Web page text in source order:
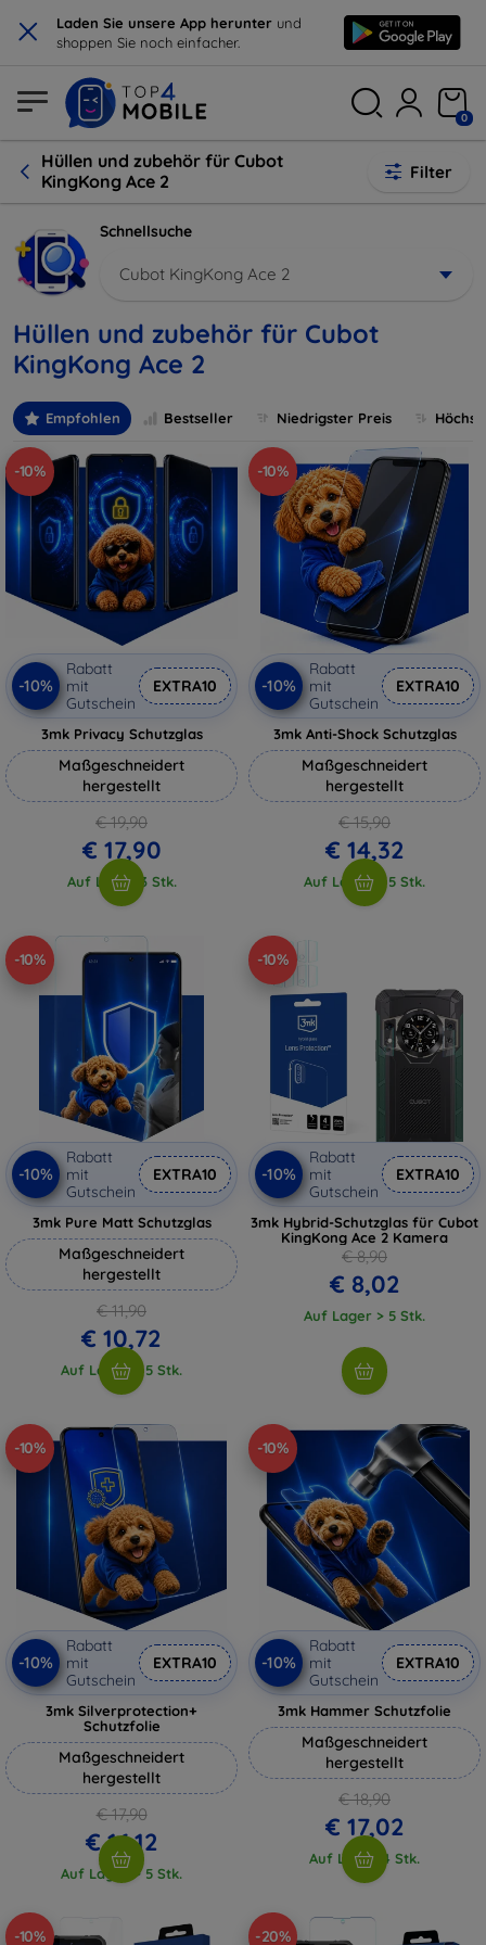
× Laden Sie unsere App herunter und
shoppen Sie noch einfacher.
0
Hüllen und zubehör für Cubot
KingKong Ace 2
Filter
Schnellsuche
Cubot KingKong Ace 2
Hüllen und zubehör für Cubot
KingKong Ace 2
Empfohlen Bestseller Niedrigster Preis
-10%
-10%
Rabatt
mit
Gutschein
EXTRA10
3mk Privacy Schutzglas
Maßgeschneidert
hergestellt
€ 19,90
€ 17,90
Auf Lager 3 Stk.
-10%
-10%
Rabatt
mit
Gutschein
EXTRA10
3mk Anti-Shock Schutzglas
Maßgeschneidert
hergestellt
€ 15,90
€ 14,32
Auf Lager > 5 Stk.
-10%
-10%
Rabatt
mit
Gutschein
EXTRA10
3mk Pure Matt Schutzglas
Maßgeschneidert
hergestellt
€ 11,90
€ 10,72
Auf Lager > 5 Stk.
-10%
-10%
Rabatt
mit
Gutschein
EXTRA10
3mk Hybrid-Schutzglas für Cubot
KingKong Ace 2 Kamera
€ 8,90
€ 8,02
Auf Lager > 5 Stk.
-10%
-10%
Rabatt
mit
Gutschein
EXTRA10
3mk Silverprotection+
Schutzfolie
Maßgeschneidert
hergestellt
€ 17,90
€ 16,12
Auf Lager > 5 Stk.
-10%
-10%
Rabatt
mit
Gutschein
EXTRA10
3mk Hammer Schutzfolie
Maßgeschneidert
hergestellt
€ 18,90
€ 17,02
Auf Lager 4 Stk.
-10% -20%